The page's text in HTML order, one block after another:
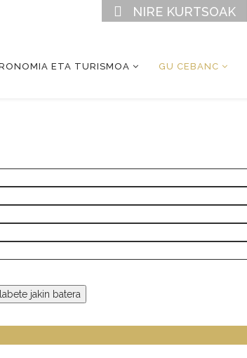
NIRE KURTSOAK
ETA TURISMOA GU CEBANC
jakin batera